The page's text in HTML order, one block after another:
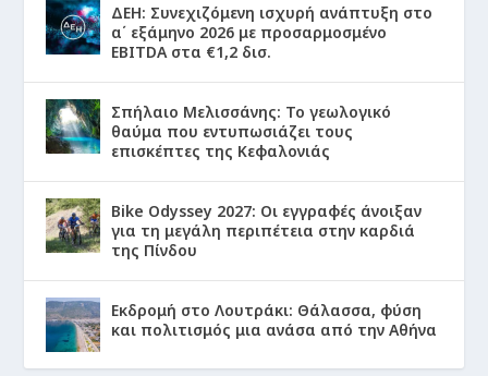
ΔΕΗ: Συνεχιζόμενη ισχυρή ανάπτυξη στο
α΄ εξάμηνο 2026 με προσαρμοσμένο
EBITDA στα €1,2 δισ.
Σπήλαιο Μελισσάνης: Το γεωλογικό
θαύμα που εντυπωσιάζει τους
επισκέπτες της Κεφαλονιάς
Bike Odyssey 2027: Οι εγγραφές άνοιξαν
για τη μεγάλη περιπέτεια στην καρδιά
της Πίνδου
Εκδρομή στο Λουτράκι: Θάλασσα, φύση
και πολιτισμός μια ανάσα από την Αθήνα